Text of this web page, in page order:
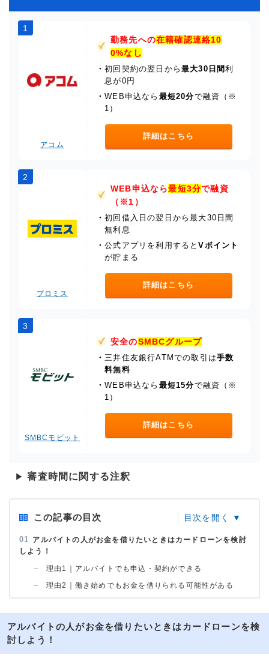
1
アコム
勤務先への在籍確認連絡10
0%なし
・初回契約の翌日から最大30日間利
息が0円
・WEB申込なら 最短20分で融資（※
1）
詳細はこちら
2
プロミス
WEB申込なら最短3分で融資
（※1）
・初回借入日の翌日から最大30日間
無利息
・公式アプリを利用するとVポイント
が貯まる
詳細はこちら
3
SMBCモビット
安全のSMBCグループ
・三井住友銀行ATMでの取引は手数
料無料
・WEB申込なら 最短15分で融資（※
1）
詳細はこちら
▶ 審査時間に関する注釈
この記事の目次
アルバイトの人がお金を借りたいときはカードローンを検討
しよう！
理由1｜アルバイトでも申込・契約ができる
理由2｜働き始めでもお金を借りられる可能性がある
アルバイトの人がお金を借りたいときはカードローンを検
討しよう！